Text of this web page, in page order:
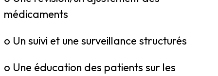
médicaments
o Un suivi et une surveillance structurés
o Une éducation des patients sur les